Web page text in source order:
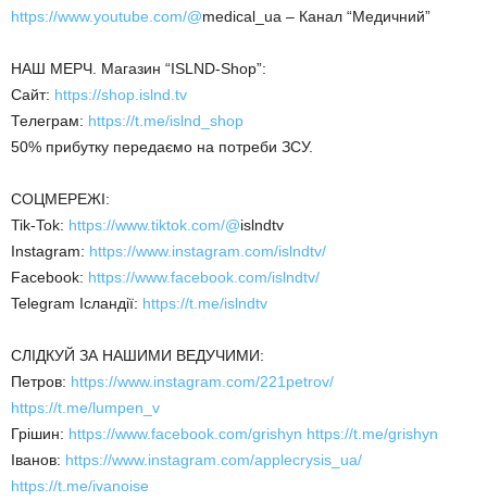
https://www.youtube.com/@medical_ua – Канал “Медичний”
НАШ МЕРЧ. Магазин “ISLND-Shop”:
Сайт: https://shop.islnd.tv
Телеграм: https://t.me/islnd_shop
50% прибутку передаємо на потреби ЗСУ.
СОЦМЕРЕЖІ:
Tik-Tok: https://www.tiktok.com/@islndtv
Instagram: https://www.instagram.com/islndtv/
Facebook: https://www.facebook.com/islndtv/
Telegram Ісландії: https://t.me/islndtv
СЛІДКУЙ ЗА НАШИМИ ВЕДУЧИМИ:
Петров: https://www.instagram.com/221petrov/
https://t.me/lumpen_v
Грішин: https://www.facebook.com/grishyn https://t.me/grishyn
Іванов: https://www.instagram.com/applecrysis_ua/
https://t.me/ivanoise